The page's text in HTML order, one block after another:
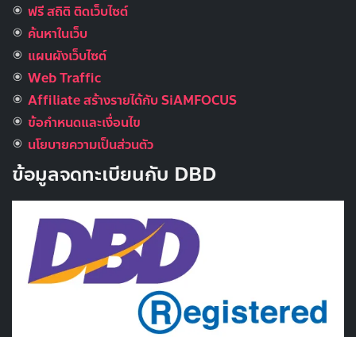
ฟรี สถิติ ติดเว็บไซต์
ค้นหาในเว็บ
แผนผังเว็บไซต์
Web Traffic
Affiliate สร้างรายได้กับ SiAMFOCUS
ข้อกำหนดและเงื่อนไข
นโยบายความเป็นส่วนตัว
ข้อมูลจดทะเบียนกับ DBD